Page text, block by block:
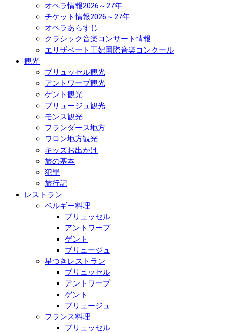
オペラ情報2026～27年
チケット情報2026～27年
オペラあらすじ
クラシック音楽コンサート情報
エリザベート王妃国際音楽コンクール
観光
ブリュッセル観光
アントワープ観光
ゲント観光
ブリュージュ観光
モンス観光
フランダース地方
ワロン地方観光
キッズお出かけ
旅の基本
犯罪
旅行記
レストラン
ベルギー料理
ブリュッセル
アントワープ
ゲント
ブリュージュ
星つきレストラン
ブリュッセル
アントワープ
ゲント
ブリュージュ
フランス料理
ブリュッセル